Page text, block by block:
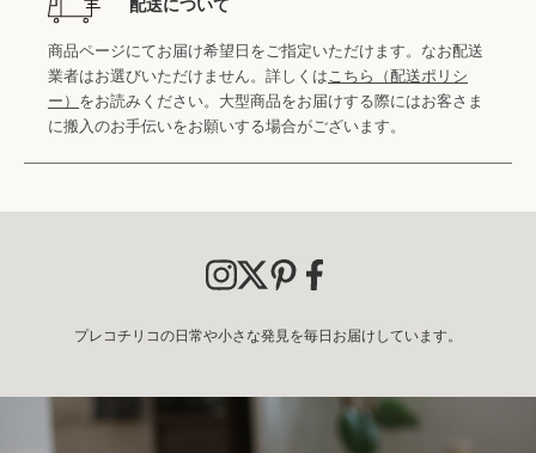
配送について
商品ページにてお届け希望日をご指定いただけます。なお配送
業者はお選びいただけません。詳しくはこちら（配送ポリシ
ー） をお読みください。大型商品をお届けする際にはお客さま
に搬入のお手伝いをお願いする場合がございます。
プレコチリコの日常や小さな発見を毎日お届けしています。